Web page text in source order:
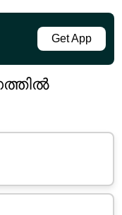
Get App